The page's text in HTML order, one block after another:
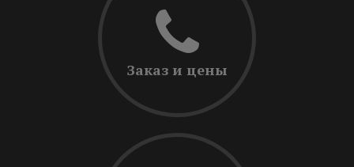
Заказ и цены